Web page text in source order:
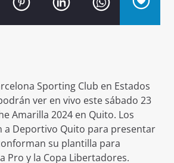
Sporting Club en Estados
ver en vivo este sábado 23
Amarilla 2024 en Quito. Los
a Deportivo Quito para presentar
su plantilla para
Pro y la Copa Libertadores.